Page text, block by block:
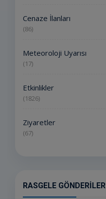
Cenaze İlanları
(86)
Meteoroloji Uyarısı
(17)
Etkinlikler
(1826)
Ziyaretler
(67)
RASGELE GÖNDERILER